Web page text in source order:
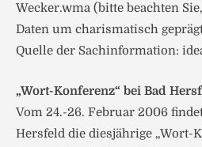
Wecker.wma (bitte beachten
Daten um charismatisch
Quelle der Sachinformation:
„Wort-Konferenz“ bei Bad
Vom 24.-26. Februar 2006
Hersfeld die diesjährige „Wort-